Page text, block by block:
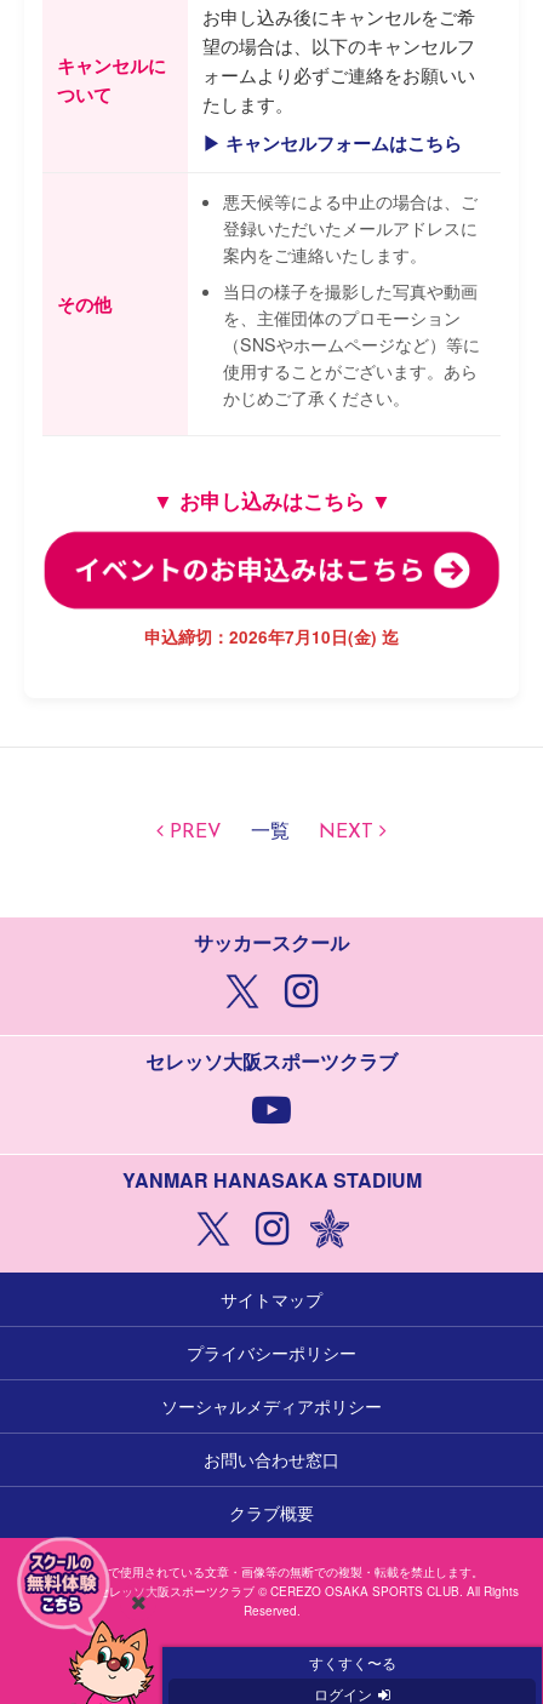
キャンセルに
ついて
お申し込み後にキャンセルをご希
望の場合は、以下のキャンセルフ
ォームより必ずご連絡をお願いい
たします。
▶ キャンセルフォームはこちら
その他
悪天候等による中止の場合は、ご
登録いただいたメールアドレスに
案内をご連絡いたします。
当日の様子を撮影した写真や動画
を、主催団体のプロモーション
（SNSやホームページなど）等に
使用することがございます。あら
かじめご了承ください。
▼ お申し込みはこちら ▼
申込締切：2026年7月10日(金) 迄
PREV 一覧 NEXT
サッカースクール
セレッソ大阪スポーツクラブ
YANMAR HANASAKA STADIUM
サイトマップ
プライバシーポリシー
ソーシャルメディアポリシー
お問い合わせ窓口
クラブ概要
本サイトで使用されている文章・画像等の無断での複製・転載を禁止します。
一般社団法人セレッソ大阪スポーツクラブ © CEREZO OSAKA SPORTS CLUB. All Rights
Reserved.
閉
じ
る
すくすく〜る
ログイン